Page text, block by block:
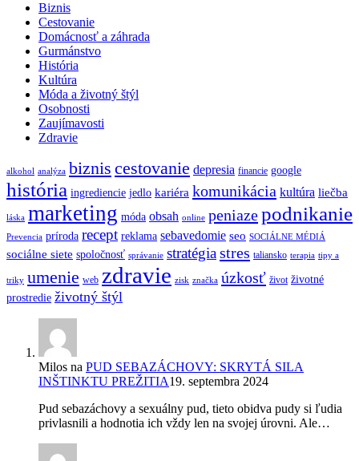
Biznis
Cestovanie
Domácnosť a záhrada
Gurmánstvo
História
Kultúra
Móda a životný štýl
Osobnosti
Zaujímavosti
Zdravie
alkohol analýza biznis cestovanie depresia financie google
história ingrediencie jedlo kariéra komunikácia kultúra liečba
láska marketing móda obsah online peniazepodnikanie
Prevencia príroda recept reklama sebavedomie seo SOCIÁLNE MÉDIÁ
sociálne siete spoločnosť správanie stratégiastres taliansko terapia tipy a
triky umenie web zdravie zisk značka úzkosť život životné
prostredie životný štýl
Milos na PUD SEBAZÁCHOVY: SKRYTÁ SILA
INŠTINKTU PREŽITIA19. septembra 2024
Pud sebazáchovy a sexuálny pud, tieto obidva pudy si ľudia
privlasnili a hodnotia ich vždy len na svojej úrovni. Ale…